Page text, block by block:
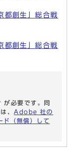
都創生」総合戦
都創生」総合戦
必要です。同
、 Adobe 社の
（無償）して